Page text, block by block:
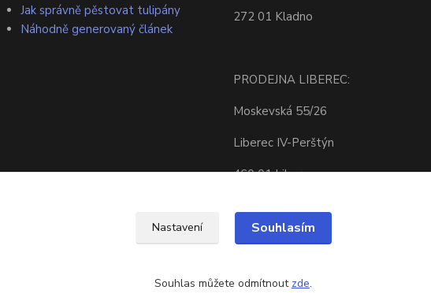
Jak správně pěstovat tulipány
Náhodně generovaný článek
272 01 Kladno
PRODEJNA LIBEREC:
Moskevská 55/26
Liberec IV-Perštýn
460 01 Liberec
Nastavení Souhlasím
Souhlas můžete odmítnout zde.